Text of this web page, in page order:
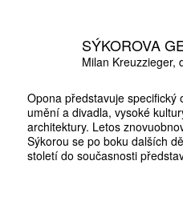
SÝKOROVA
Milan Kreuzzieger
Opona představuje
umění a divadla, vysoké
architektury. Letos
Sýkorou se po boku dalších
století do současnosti